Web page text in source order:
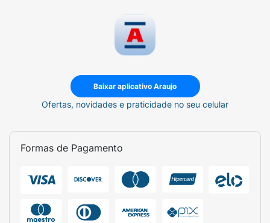
Baixar aplicativo Araujo
Ofertas, novidades e praticidade no seu celular
Formas de Pagamento